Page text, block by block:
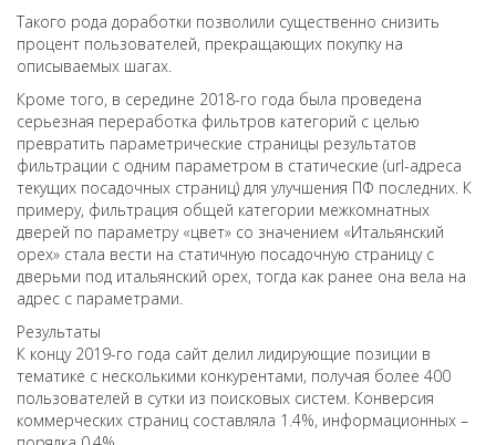
Такого рода доработки позволили существенно снизить
процент пользователей, прекращающих покупку на
описываемых шагах.
Кроме того, в середине 2018-го года была проведена
серьезная переработка фильтров категорий с целью
превратить параметрические страницы результатов
фильтрации с одним параметром в статические (url-адреса
текущих посадочных страниц) для улучшения ПФ последних. К
примеру, фильтрация общей категории межкомнатных
дверей по параметру «цвет» со значением «Итальянский
орех» стала вести на статичную посадочную страницу с
дверьми под итальянский орех, тогда как ранее она вела на
адрес с параметрами.
Результаты
К концу 2019-го года сайт делил лидирующие позиции в
тематике с несколькими конкурентами, получая более 400
пользователей в сутки из поисковых систем. Конверсия
коммерческих страниц составляла 1.4%, информационных –